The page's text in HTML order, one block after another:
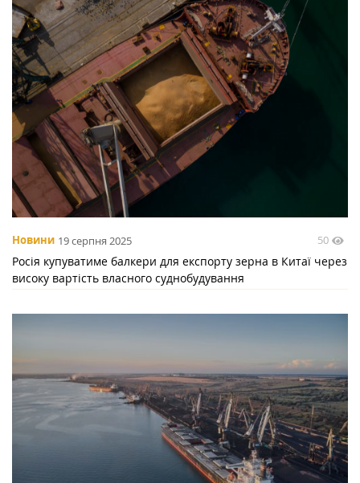
Новини 19 серпня 2025 50
Росія купуватиме балкери для експорту зерна в Китаї через
високу вартість власного суднобудування